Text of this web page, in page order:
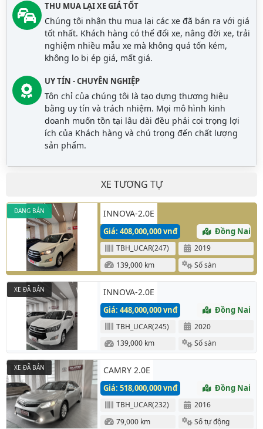
THU MUA LẠI XE GIÁ TỐT
Chúng tôi nhận thu mua lại các xe đã bán ra với giá
tốt nhất. Khách hàng có thể đổi xe, nâng đời xe, trải
nghiệm nhiều mẫu xe mà không quá tốn kém,
không lo bị ép giá, mất giá.
UY TÍN - CHUYÊN NGHIỆP
Tôn chỉ của chúng tôi là tạo dựng thương hiệu
bằng uy tín và trách nhiệm. Mọi mô hình kinh
doanh muốn tồn tại lâu dài đều phải coi trọng lợi
ích của Khách hàng và chú trọng đến chất lượng
sản phẩm.
XE TƯƠNG TỰ
INNOVA-2.0E
Giá: 408,000,000 vnđ Đồng Nai
TBH_UCAR(247)
2019
139,000 km
Số sàn
ĐANG BÁN
INNOVA-2.0E
Giá: 448,000,000 vnđ Đồng Nai
TBH_UCAR(245)
2020
139,000 km
Số sàn
XE ĐÃ BÁN
CAMRY 2.0E
Giá: 518,000,000 vnđ Đồng Nai
TBH_UCAR(232)
2016
79,000 km
Số tự động
XE ĐÃ BÁN